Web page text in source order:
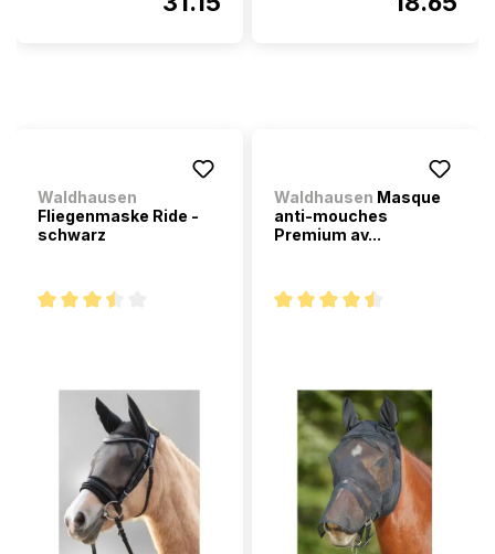
Waldhausen
Fliegenmaske Ride -
schwarz
Waldhausen Masque
anti-mouches
Premium av...